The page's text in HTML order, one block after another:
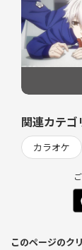
関連カテゴ
カラオケ
このページのク